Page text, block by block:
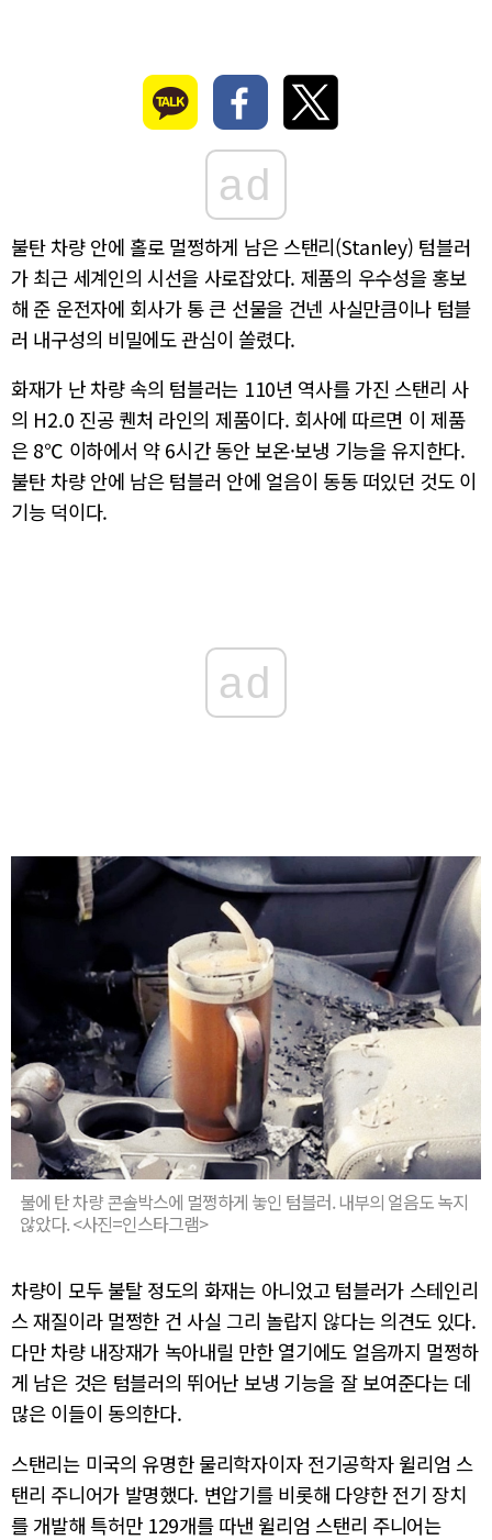
ad
불탄 차량 안에 홀로 멀쩡하게 남은 스탠리(Stanley) 텀블러
가 최근 세계인의 시선을 사로잡았다. 제품의 우수성을 홍보
해 준 운전자에 회사가 통 큰 선물을 건넨 사실만큼이나 텀블
러 내구성의 비밀에도 관심이 쏠렸다.
화재가 난 차량 속의 텀블러는 110년 역사를 가진 스탠리 사
의 H2.0 진공 퀜처 라인의 제품이다. 회사에 따르면 이 제품
은 8℃ 이하에서 약 6시간 동안 보온·보냉 기능을 유지한다.
불탄 차량 안에 남은 텀블러 안에 얼음이 동동 떠있던 것도 이
기능 덕이다.
ad
불에 탄 차량 콘솔박스에 멀쩡하게 놓인 텀블러. 내부의 얼음도 녹지
않았다. <사진=인스타그램>
차량이 모두 불탈 정도의 화재는 아니었고 텀블러가 스테인리
스 재질이라 멀쩡한 건 사실 그리 놀랍지 않다는 의견도 있다.
다만 차량 내장재가 녹아내릴 만한 열기에도 얼음까지 멀쩡하
게 남은 것은 텀블러의 뛰어난 보냉 기능을 잘 보여준다는 데
많은 이들이 동의한다.
스탠리는 미국의 유명한 물리학자이자 전기공학자 윌리엄 스
탠리 주니어가 발명했다. 변압기를 비롯해 다양한 전기 장치
를 개발해 특허만 129개를 따낸 윌리엄 스탠리 주니어는